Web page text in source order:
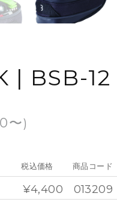
| BSB-12
)
税込価格
¥4,400
商品コード
013209